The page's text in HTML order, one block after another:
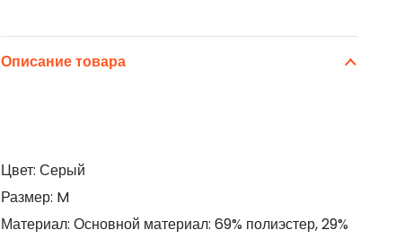
Описание товара
Цвет: Серый
Размер: M
Материал: Основной материал: 69% полиэстер, 29%